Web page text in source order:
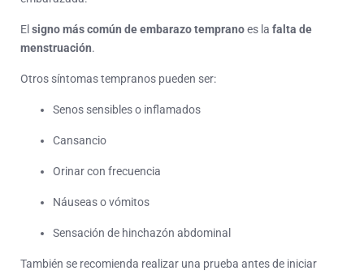
El signo más común de embarazo tempranoes la falta de
menstruación.
Otros síntomas tempranos pueden ser:
Senos sensibles o inflamados
Cansancio
Orinar con frecuencia
Náuseas o vómitos
Sensación de hinchazón abdominal
También se recomienda realizar una prueba antes de iniciar